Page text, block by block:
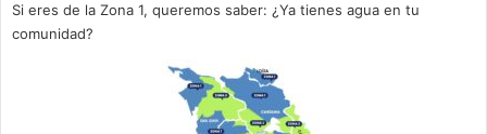
Si eres de la Zona 1, queremos saber: ¿Ya tienes agua en tu
comunidad?